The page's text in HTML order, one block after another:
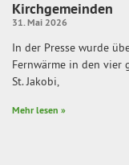
Kirchgemeinden
31. Mai 2026
In der Presse wurde
Fernwärme in den vier
St. Jakobi,
Mehr lesen »